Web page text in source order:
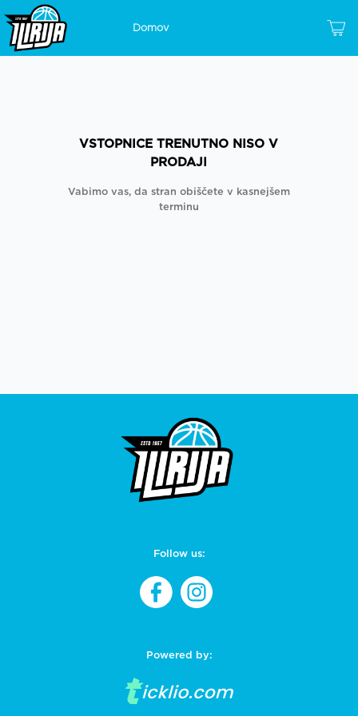
Domov
VSTOPNICE TRENUTNO NISO V
PRODAJI
Vabimo vas, da stran obiščete v kasnejšem
terminu
Follow us:
Powered by: